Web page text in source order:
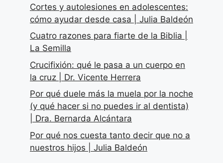
Cortes y autolesiones en adolescentes:
cómo ayudar desde casa | Julia Baldeón
Cuatro razones para fiarte de la Biblia |
La Semilla
Crucifixión: qué le pasa a un cuerpo en
la cruz | Dr. Vicente Herrera
Por qué duele más la muela por la noche
(y qué hacer si no puedes ir al dentista)
| Dra. Bernarda Alcántara
Por qué nos cuesta tanto decir que no a
nuestros hijos | Julia Baldeón